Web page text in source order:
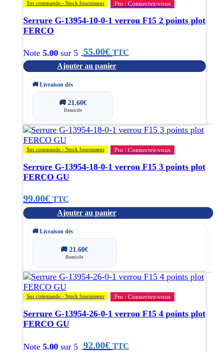
Sur commande - Stock fournisseur Pro : Connectez-vous
Serrure G-13954-10-0-1 verrou F15 2 points plot
FERCO
Note 5.00 sur 5 55.00€ TTC
Ajouter au panier
🚚 Livraison dès
🚚 21.60€
Domicile
Sur commande - Stock fournisseur Pro : Connectez-vous
Serrure G-13954-18-0-1 verrou F15 3 points plot
FERCO GU
99.00€ TTC
Ajouter au panier
🚚 Livraison dès
🚚21.60€
Domicile
Sur commande - Stock fournisseur Pro : Connectez-vous
Serrure G-13954-26-0-1 verrou F15 4 points plot
FERCO GU
Note 5.00 sur 5 92.00€ TTC